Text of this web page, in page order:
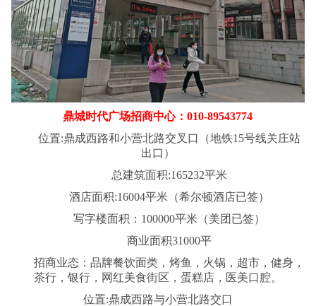
鼎城时代广场招商中心：010-89543774
位置:鼎成西路和小营北路交叉口（地铁15号线关庄站
出口）
总建筑面积:165232平米
酒店面积:16004平米（希尔顿酒店已签）
写字楼面积：100000平米（美团已签）
商业面积31000平
招商业态：品牌餐饮面类，烤鱼，火锅，超市，健身，
茶行，银行，网红美食街区，蛋糕店，医美口腔。
位置:鼎成西路与小营北路交口